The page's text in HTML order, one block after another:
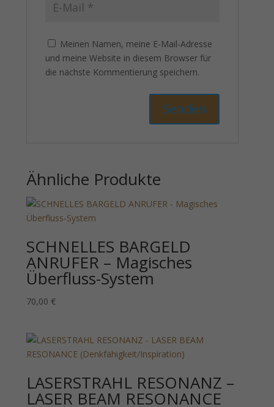
Meinen Namen, meine E-Mail-Adresse
und meine Website in diesem Browser für
die nächste Kommentierung speichern.
Ähnliche Produkte
SCHNELLES BARGELD
ANRUFER – Magisches
Überfluss-System
70,00 €
LASERSTRAHL RESONANZ –
LASER BEAM RESONANCE